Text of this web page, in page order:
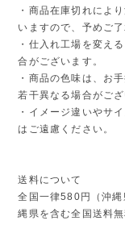
・商品在庫切れによ
いますので、予めご
・仕入れ工場を変え
合がございます。
・商品の色味は、お
若干異なる場合がござ
・イメージ違いやサ
はご遠慮ください。
送料について
全国一律580円（沖
縄県を含む全国送料無